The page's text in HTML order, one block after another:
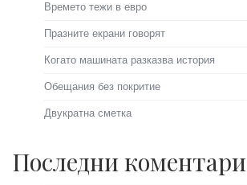
Времето тежи в евро
Празните екрани говорят
Когато машината разказва история
Обещания без покритие
Двукратна сметка
Последни коментари